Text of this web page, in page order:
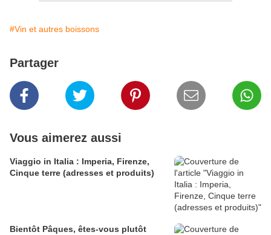
#Vin et autres boissons
Partager
Vous aimerez aussi
Viaggio in Italia : Imperia, Firenze,
Cinque terre (adresses et produits)
Bientôt Pâques, êtes-vous plutôt